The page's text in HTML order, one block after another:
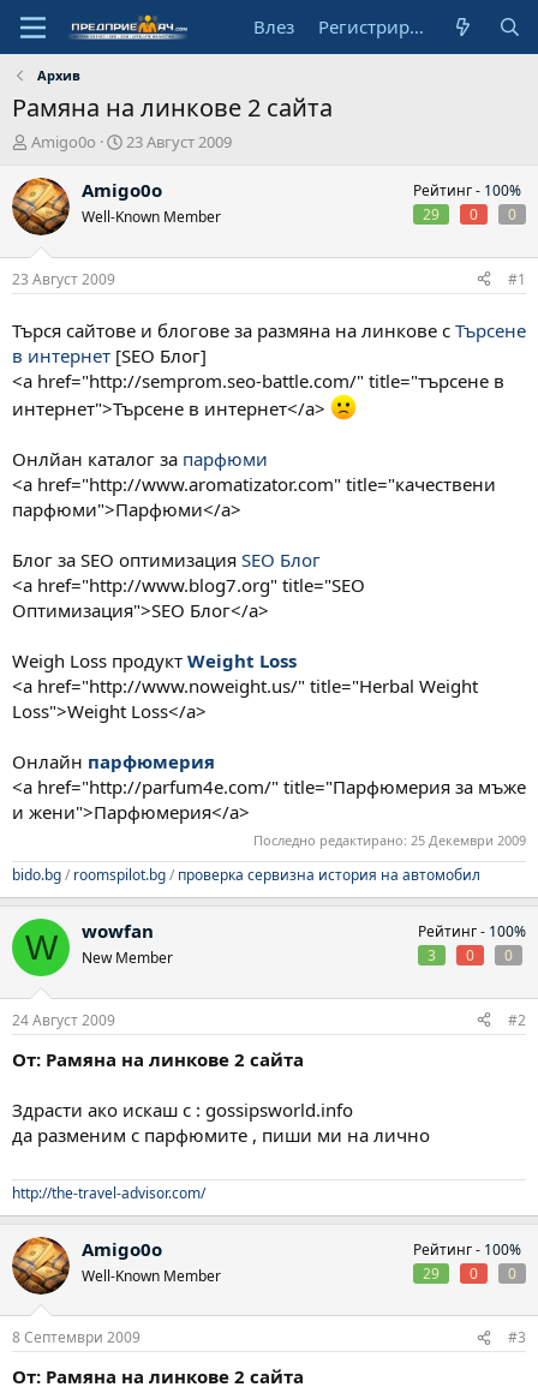
Влез Регистрирай се
Архив
Рамяна на линкове 2 сайта
А
т
о
р
Amigo0o
Н
ч
а
л
д
т
а
23 Август 2009
Amigo0o
Well-Known Member
Рейтинг - 100%
29
0 0
23 Август 2009 #1
Търся сайтове и блогове за размяна на линкове с Търсене
в интернет [SEO Блог]
<a href="http://semprom.seo-battle.com/" title="търсене в
интернет">Търсене в интернет</a>
Онлйан каталог за парфюми
<a href="http://www.aromatizator.com" title="качествени
парфюми">Парфюми</a>
Блог за SEO оптимизация SEO Блог
<a href="http://www.blog7.org" title="SEO
Оптимизация">SEO Блог</a>
Weigh Loss продукт Weight Loss
<a href="http://www.noweight.us/" title="Herbal Weight
Loss">Weight Loss</a>
Онлайн парфюмерия
<a href="http://parfum4e.com/" title="Парфюмерия за мъже
и жени">Парфюмерия</a>
Последно редактирано: 25 Декември 2009
bido.bg/ roomspilot.bg/ проверка сервизна история на автомобил
W wowfan
New Member
Рейтинг - 100%
3
0 0
24 Август 2009 #2
От: Рамяна на линкове 2 сайта
Здрасти ако искаш с : gossipsworld.info
да разменим с парфюмите , пиши ми на лично
http://the-travel-advisor.com/
Amigo0o
Well-Known Member
Рейтинг - 100%
29
0 0
8 Септември 2009 #3
От: Рамяна на линкове 2 сайта